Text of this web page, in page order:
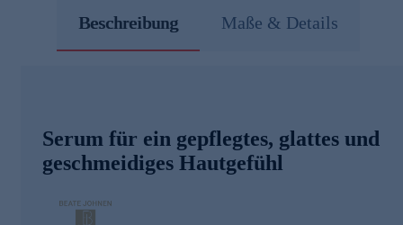
Beschreibung Maße & Details
Serum für ein gepflegtes, glattes und
geschmeidiges Hautgefühl